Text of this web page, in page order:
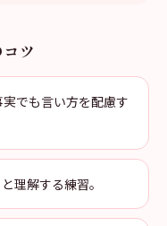
ツ
でも言い方を配慮す
理解する練習。